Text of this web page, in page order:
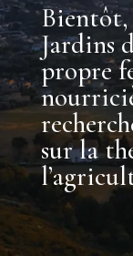
Bientôt,
Jardins
propre
sur la